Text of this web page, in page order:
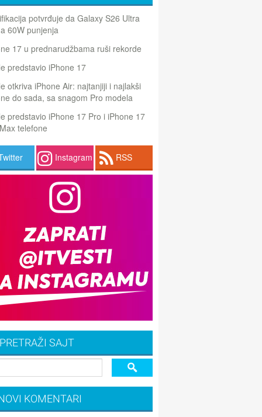
potvrđuje da Galaxy S26 Ultra
60W punjenja
17 u prednarudžbama ruši rekorde
predstavio iPhone 17
otkriva iPhone Air: najtanjiji i najlakši
do sada, sa snagom Pro modela
predstavio iPhone 17 Pro i iPhone 17
telefone
Instagram RSS
SAJT
KOMENTARI